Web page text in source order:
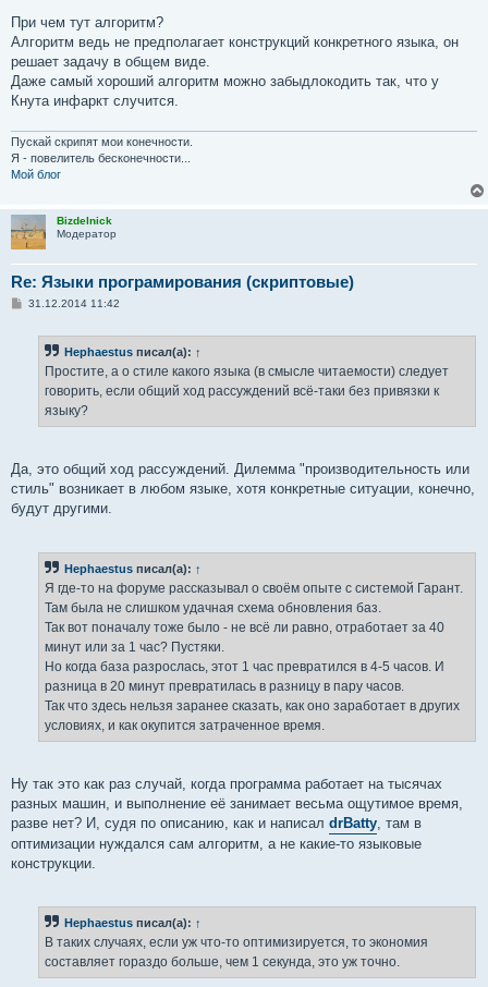
При чем тут алгоритм?
Алгоритм ведь не предполагает конструкций конкретного языка, он
решает задачу в общем виде.
Даже самый хороший алгоритм можно забыдлокодить так, что у
Кнута инфаркт случится.
Пускай скрипят мои конечности.
Я - повелитель бесконечности...
Мой блог
Bizdelnick
Модератор
Re: Языки програмирования (скриптовые)
С31.12.2014 11:42
Hephaestus писал(а): ↑
Простите, а о стиле какого языка (в смысле читаемости) следует
говорить, если общий ход рассуждений всё-таки без привязки к
языку?
Да, это общий ход рассуждений. Дилемма "производительность или
стиль" возникает в любом языке, хотя конкретные ситуации, конечно,
будут другими.
Hephaestus писал(а): ↑
Я где-то на форуме рассказывал о своём опыте с системой Гарант.
Там была не слишком удачная схема обновления баз.
Так вот поначалу тоже было - не всё ли равно, отработает за 40
минут или за 1 час? Пустяки.
Но когда база разрослась, этот 1 час превратился в 4-5 часов. И
разница в 20 минут превратилась в разницу в пару часов.
Так что здесь нельзя заранее сказать, как оно заработает в других
условиях, и как окупится затраченное время.
Ну так это как раз случай, когда программа работает на тысячах
разных машин, и выполнение её занимает весьма ощутимое время,
разве нет? И, судя по описанию, как и написал drBatty , там в
оптимизации нуждался сам алгоритм, а не какие-то языковые
конструкции.
Hephaestus писал(а): ↑
В таких случаях, если уж что-то оптимизируется, то экономия
составляет гораздо больше, чем 1 секунда, это уж точно.